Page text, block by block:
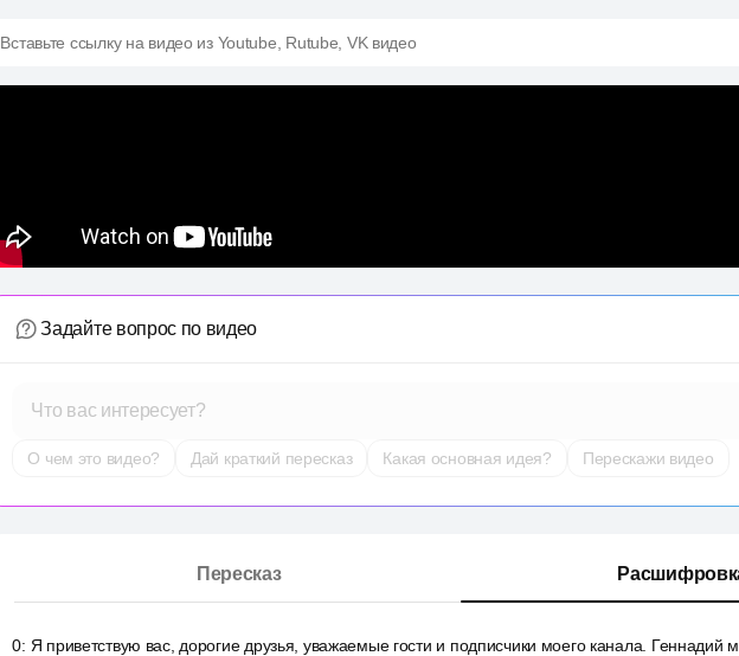
Вставьте ссылку на видео из Youtube, Rutube, VK видео
Задайте вопрос по видео
Что вас интересует?
О чем это видео? Дай краткий пересказ Какая основная идея? Перескажи видео
Пересказ
0: Я приветствую вас, дорогие друзья, уважаемые гости и подписчики моего канала. Геннадий